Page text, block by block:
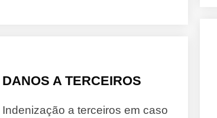
DANOS A TERCEIROS
Indenização a terceiros em caso